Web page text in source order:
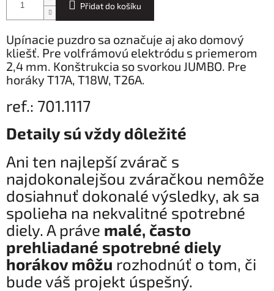
Přidat do košíku
Upínacie puzdro sa označuje aj ako domový
kliešť. Pre volfrámovú elektródu s priemerom
2,4 mm. Konštrukcia so svorkou JUMBO. Pre
horáky T17A, T18W, T26A.
ref.: 701.1117
Detaily sú vždy dôležité
Ani ten najlepší zvárač s
najdokonalejšou zváračkou nemôže
dosiahnuť dokonalé výsledky, ak sa
spolieha na nekvalitné spotrebné
diely. A práve malé, často
prehliadané spotrebné diely
horákov môžu rozhodnúť o tom, či
bude váš projekt úspešný.